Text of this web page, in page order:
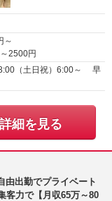
～
～2500円
～1300円
（土日祝）6:00～ 早
詳細を見る
出勤でプライベート
客力で【月収65万～80